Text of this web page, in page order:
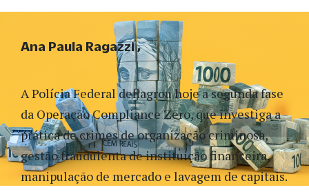
A Polícia Federal deflagrou hoje a segunda fase
da Operação Compliance Zero, que investiga a
prática de crimes de organização criminosa,
gestão fraudulenta de instituição financeira,
manipulação de mercado e lavagem de capitais.
Ana Paula Ragazzi